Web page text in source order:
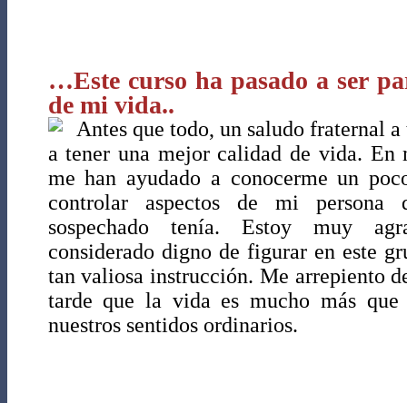
…Este curso ha pasado a ser
de mi vida..
Antes que todo, un saludo fraternal
a tener una mejor calidad de vida. En
me han ayudado a conocerme un
controlar aspectos de mi persona
sospechado tenía. Estoy muy
considerado digno de figurar en este
tan valiosa instrucción. Me arrepiento
tarde que la vida es mucho más
nuestros sentidos ordinarios.